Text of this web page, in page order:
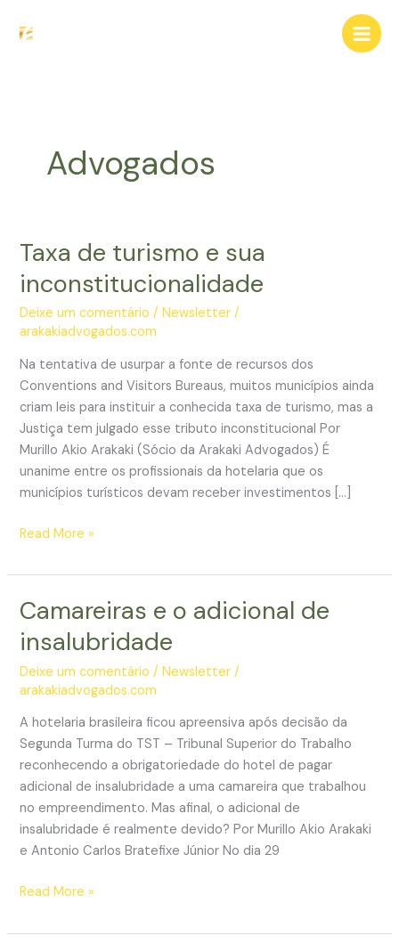
para
Advogados
Taxa de turismo e sua
inconstitucionalidade
Deixe um comentário /Newsletter /
arakakiadvogados.com
Na tentativa de usurpar a fonte de recursos dos
Conventions and Visitors Bureaus, muitos municípios ainda
criam leis para instituir a conhecida taxa de turismo, mas a
Justiça tem julgado esse tributo inconstitucional Por
Murillo Akio Arakaki (Sócio da Arakaki Advogados) É
unanime entre os profissionais da hotelaria que os
municípios turísticos devam receber investimentos […]
Taxa
turismo
sua
inconstitucionalidade
Read More »
Camareiras e o adicional de
insalubridade
Deixe um comentário /Newsletter /
arakakiadvogados.com
A hotelaria brasileira ficou apreensiva após decisão da
Segunda Turma do TST – Tribunal Superior do Trabalho
reconhecendo a obrigatoriedade do hotel de pagar
adicional de insalubridade a uma camareira que trabalhou
no empreendimento. Mas afinal, o adicional de
insalubridade é realmente devido? Por Murillo Akio Arakaki
e Antonio Carlos Bratefixe Júnior No dia 29
Camareiras
o
Read More »